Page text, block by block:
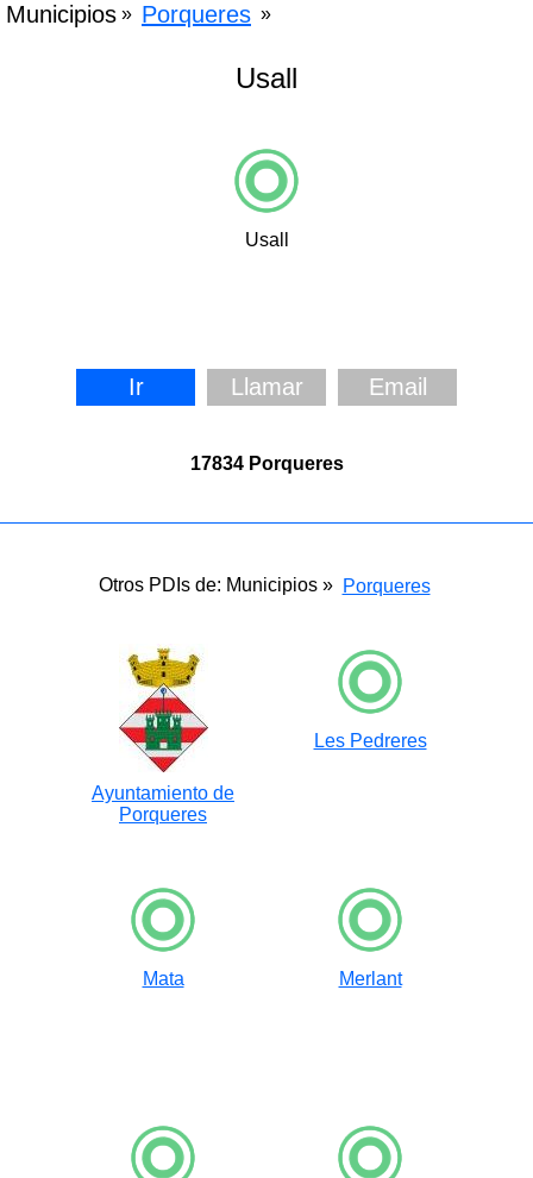
Municipios » Porqueres »
Usall
Usall
Ir Llamar Email
17834 Porqueres
Otros PDIs de: Municipios » Porqueres
Ayuntamiento de
Porqueres
Les Pedreres
Mata Merlant